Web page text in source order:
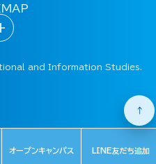
and Information Studies.
↑
オープンキャンパス LINE友だち追加